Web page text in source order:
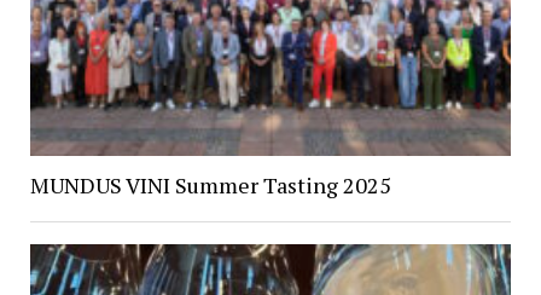
MUNDUS VINI Summer Tasting 2025